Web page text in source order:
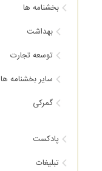
بخشنامه ها
بهداشت
توسعه تجارت
سایر بخشنامه ها
گمرکی
پادکست
تبلیغات